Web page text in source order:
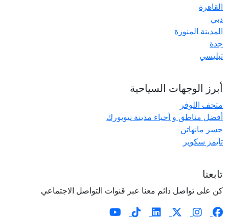
القاهرة
دبي
المدينة المنورة
جدة
تبليسي
أبرز الوجهات السياحية
متحف اللوفر
أفضل مناطق و أحياء مدينة نيويورك
جسر مانهاتن
تايمز سكوير
تابعنا
كن على تواصل دائم معنا عبر قنوات التواصل الاجتماعي